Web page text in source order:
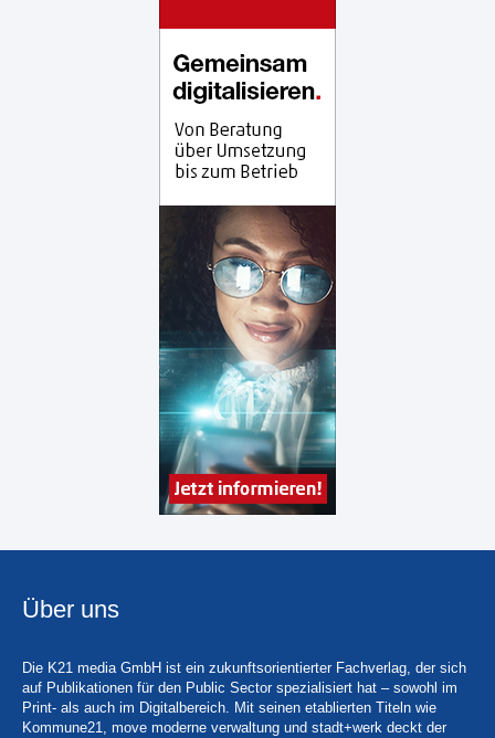
Über uns
Die K21 media GmbH ist ein zukunftsorientierter Fachverlag, der sich
auf Publikationen für den Public Sector spezialisiert hat – sowohl im
Print- als auch im Digitalbereich. Mit seinen etablierten Titeln wie
Kommune21, move moderne verwaltung und stadt+werk deckt der